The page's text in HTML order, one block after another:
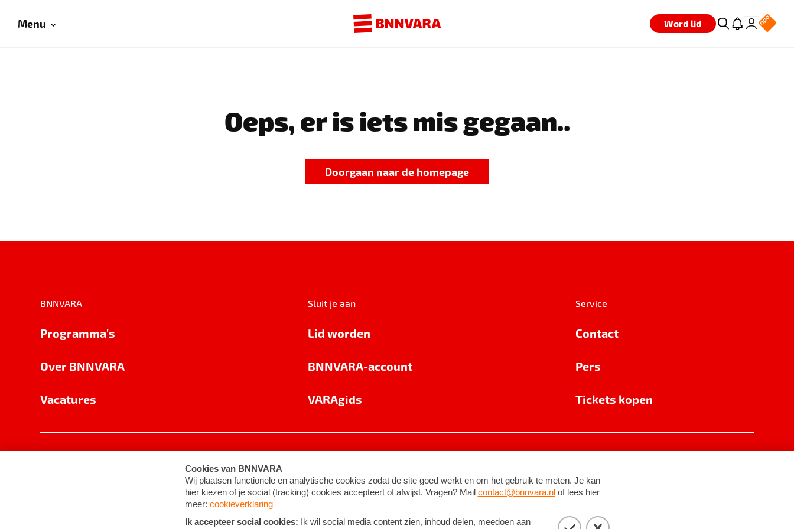
Menu Word lid
Oeps, er is iets mis gegaan..
Doorgaan naar de homepage
BNNVARA
Programma's
Over BNNVARA
Vacatures
Sluit je aan
Lid worden
BNNVARA-account
VARAgids
Service
Contact
Pers
Tickets kopen
Cookie-instellingen Algemene voorwaarden ©2026BNNVARA